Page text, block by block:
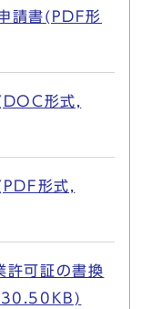
請書(PDF形
形式,
形式,
可証の書換
30.50KB)